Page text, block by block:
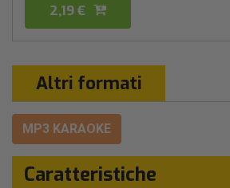
2,19 €
Altri formati
MP3 KARAOKE
Caratteristiche